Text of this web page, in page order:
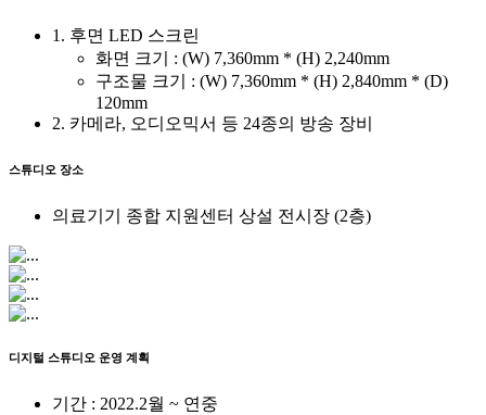
1. 후면 LED 스크린
화면 크기 : (W) 7,360mm * (H) 2,240mm
구조물 크기 : (W) 7,360mm * (H) 2,840mm * (D)
120mm
2. 카메라, 오디오믹서 등 24종의 방송 장비
스튜디오 장소
의료기기 종합 지원센터 상설 전시장 (2층)
디지털 스튜디오 운영 계획
기간 : 2022.2월 ~ 연중